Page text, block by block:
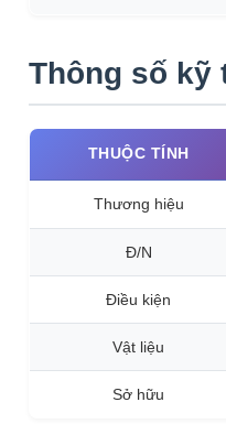
Thông số kỹ
THUỘC TÍNH
Thương hiệu
Đ/N
Điều kiện
Vật liệu
Sở hữu